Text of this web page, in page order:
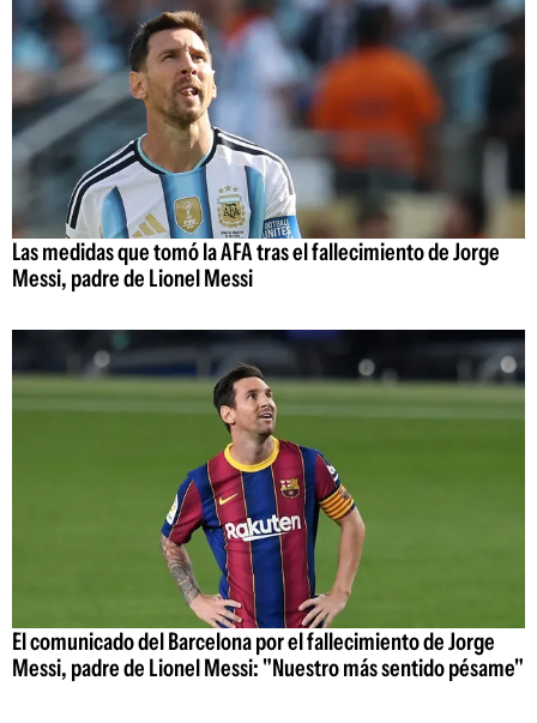
Las medidas que tomó la AFA tras el fallecimiento de Jorge
Messi, padre de Lionel Messi
El comunicado del Barcelona por el fallecimiento de Jorge
Messi, padre de Lionel Messi: "Nuestro más sentido pésame"